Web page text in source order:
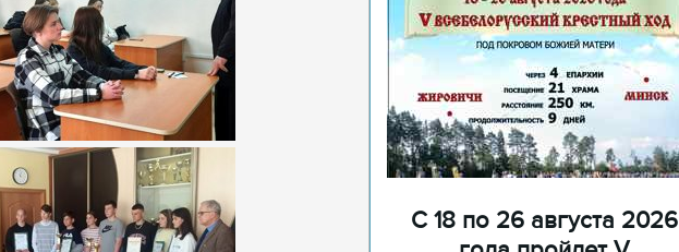
С 18 по 26 августа 2026